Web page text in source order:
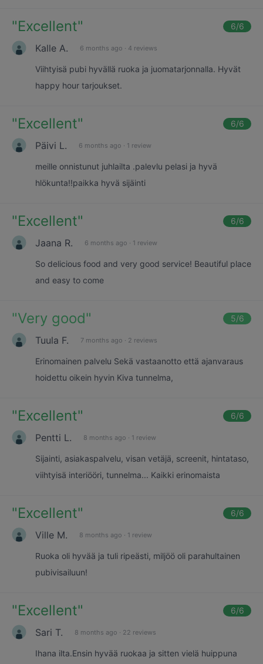
"Excellent" 6/6
Kalle A. 6 months ago · 4 reviews
Viihtyisä pubi hyvällä ruoka ja juomatarjonnalla. Hyvät
happy hour tarjoukset.
"Excellent" 6/6
Päivi L. 6 months ago · 1 review
meille onnistunut juhlailta .palevlu pelasi ja hyvä
hlökunta!!paikka hyvä sijäinti
"Excellent" 6/6
Jaana R. 6 months ago · 1 review
So delicious food and very good service! Beautiful place
and easy to come
"Very good" 5/6
Tuula F. 7 months ago · 2 reviews
Erinomainen palvelu Sekä vastaanotto että ajanvaraus
hoidettu oikein hyvin Kiva tunnelma,
"Excellent" 6/6
Pentti L. 8 months ago · 1 review
Sijainti, asiakaspalvelu, visan vetäjä, screenit, hintataso,
viihtyisä interiööri, tunnelma... Kaikki erinomaista
"Excellent" 6/6
Ville M. 8 months ago · 1 review
Ruoka oli hyvää ja tuli ripeästi, miljöö oli parahultainen
pubivisailuun!
"Excellent" 6/6
Sari T. 8 months ago · 22 reviews
Ihana ilta.Ensin hyvää ruokaa ja sitten vielä huippuna